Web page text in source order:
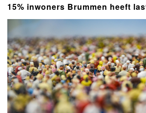
15% inwoners Brummen heeft